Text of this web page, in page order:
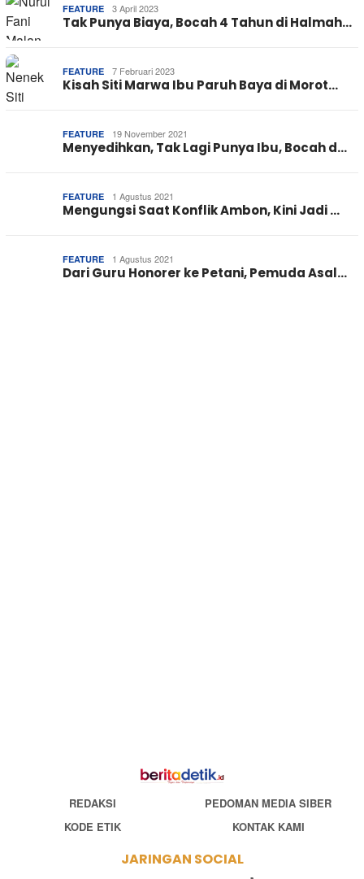
FEATURE 3 April 2023
Tak Punya Biaya, Bocah 4 Tahun di Halmah…
FEATURE 7 Februari 2023
Kisah Siti Marwa Ibu Paruh Baya di Morot…
FEATURE 19 November 2021
Menyedihkan, Tak Lagi Punya Ibu, Bocah d…
FEATURE 1 Agustus 2021
Mengungsi Saat Konflik Ambon, Kini Jadi …
FEATURE 1 Agustus 2021
Dari Guru Honorer ke Petani, Pemuda Asal…
REDAKSI
PEDOMAN MEDIA SIBER
KODE ETIK
KONTAK KAMI
JARINGAN SOCIAL